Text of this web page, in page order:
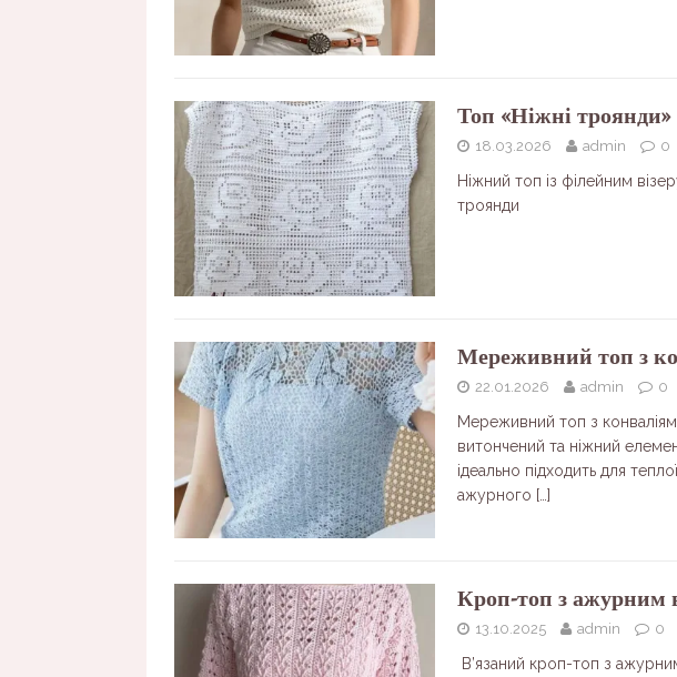
Топ «Ніжні троянди»
18.03.2026 admin 0
Ніжний топ із філейним
троянди
Мереживний топ з
22.01.2026 admin 0
Мереживний топ з
витончений та ніжний
ідеально підходить для
ажурного […]
Кроп-топ з ажурним
13.10.2025 admin 0
В’язаний кроп-топ з